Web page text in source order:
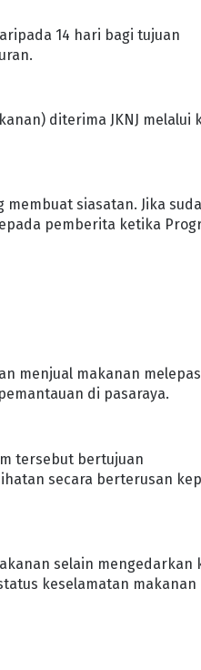
14 hari bagi tujuan
diterima JKNJ melalui
siasatan. Jika
pemberita ketika
menjual makanan
di pasaraya.
tersebut bertujuan
secara berterusan
selain mengedarkan
keselamatan makanan